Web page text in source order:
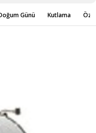
Günü Kutlama